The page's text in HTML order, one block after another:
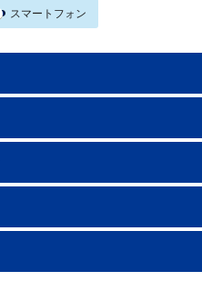
スマートフォン